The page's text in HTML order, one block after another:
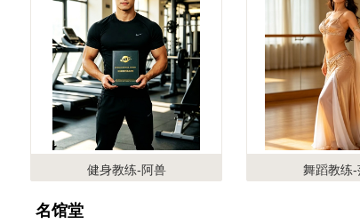
健身教练-阿兽 舞蹈教练-
名馆堂